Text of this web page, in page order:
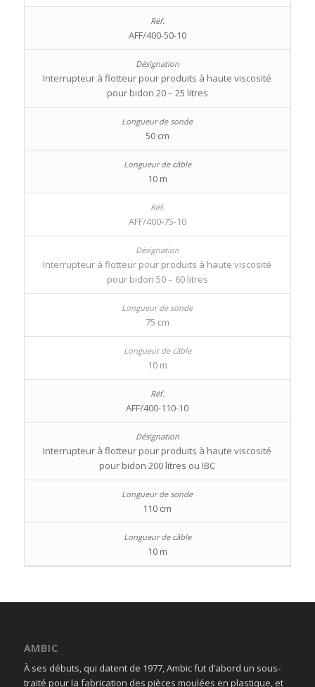
AFF/400-50-10
Interrupteur à flotteur pour produits à haute viscosité
pour bidon 20 – 25 litres
50 cm
10 m
AFF/400-75-10
Interrupteur à flotteur pour produits à haute viscosité
pour bidon 50 – 60 litres
75 cm
10 m
AFF/400-110-10
Interrupteur à flotteur pour produits à haute viscosité
pour bidon 200 litres ou IBC
110 cm
10 m
AMBIC
À ses débuts, qui datent de 1977, Ambic fut d’abord un sous-
traité pour la fabrication des pièces moulées en plastique, et